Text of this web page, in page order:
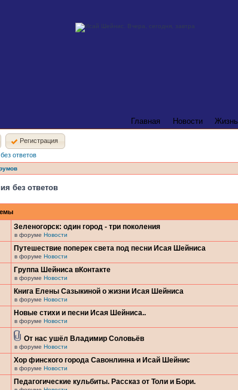
Главная Новости Жизнь
Регистрация
ответов
без ответов
Зеленогорск: один город - три поколения
в форуме Новости
Путешествие поперек света под песни Исая Шейниса
в форуме Новости
Группа Шейниса вКонтакте
в форуме Новости
Книга Елены Сазыкиной о жизни Исая Шейниса
в форуме Новости
Новые стихи и песни Исая Шейниса..
в форуме Новости
От нас ушёл Владимир Соловьёв
в форуме Новости
Хор финского города Савонлинна и Исай Шейнис
в форуме Новости
Педагогические кульбиты. Рассказ от Толи и Бори.